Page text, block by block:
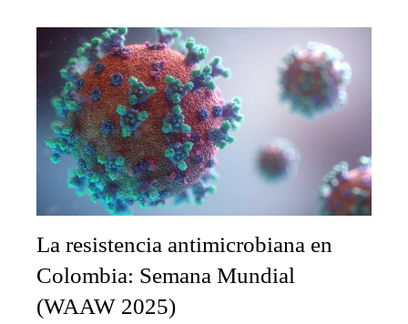
La resistencia antimicrobiana en
Colombia: Semana Mundial
(WAAW 2025)